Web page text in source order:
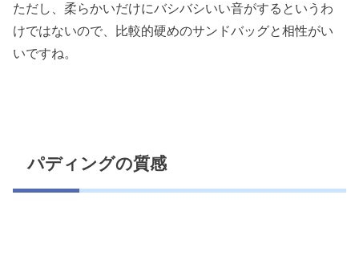
ただし、柔らかいだけにバシバシいい音がするというわ
けではないので、比較的硬めのサンドバッグと相性がい
いですね。
パディングの質感